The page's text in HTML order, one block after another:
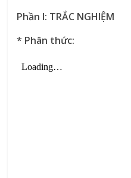
Phần I: TRẮC NGHIỆM
* Phân thức: